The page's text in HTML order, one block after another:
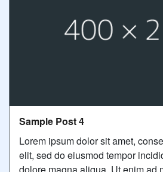
Sample Post 4
Lorem ipsum dolor sit amet,
elit, sed do eiusmod tempor